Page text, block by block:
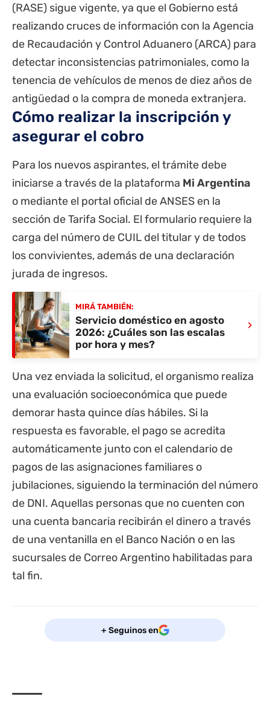
(RASE) sigue vigente, ya que el Gobierno está
realizando cruces de información con la Agencia
de Recaudación y Control Aduanero (ARCA) para
detectar inconsistencias patrimoniales, como la
tenencia de vehículos de menos de diez años de
antigüedad o la compra de moneda extranjera.
Cómo realizar la inscripción y
asegurar el cobro
Para los nuevos aspirantes, el trámite debe
iniciarse a través de la plataforma Mi Argentina
o mediante el portal oficial de ANSES en la
sección de Tarifa Social. El formulario requiere la
carga del número de CUIL del titular y de todos
los convivientes, además de una declaración
jurada de ingresos.
MIRÁ TAMBIÉN:
Servicio doméstico en agosto
2026: ¿Cuáles son las escalas
por hora y mes?
›
Una vez enviada la solicitud, el organismo realiza
una evaluación socioeconómica que puede
demorar hasta quince días hábiles. Si la
respuesta es favorable, el pago se acredita
automáticamente junto con el calendario de
pagos de las asignaciones familiares o
jubilaciones, siguiendo la terminación del número
de DNI. Aquellas personas que no cuenten con
una cuenta bancaria recibirán el dinero a través
de una ventanilla en el Banco Nación o en las
sucursales de Correo Argentino habilitadas para
tal fin.
+ Seguinos en